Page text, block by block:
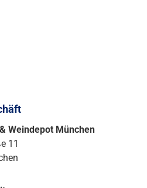
Weindepot München
11